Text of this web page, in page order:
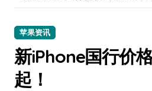
苹果资讯
新iPhone国行价
起！